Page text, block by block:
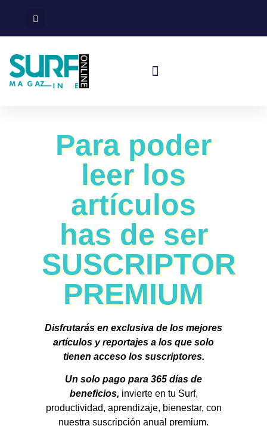
Para poder
leer los
artículos
has de ser
SUSCRIPTOR
PREMIUM
Disfrutarás en exclusiva de los mejores
artículos y reportajes a los que solo
tienen acceso los suscriptores.
Un solo pago para 365 días de
beneficios, invierte en tu Surf,
productividad, aprendizaje, bienestar, con
nuestra suscripción anual premium.